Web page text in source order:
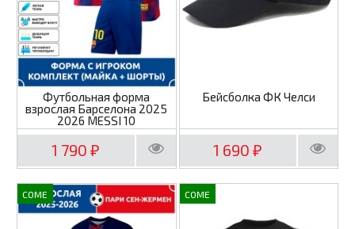
Футбольная форма
взрослая Барселона 2025
2026 MESSI 10
1 790₽
Бейсболка ФК Челси
1 690₽
COME COME